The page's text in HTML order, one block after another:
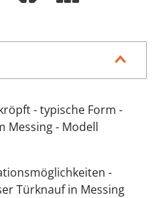
- typische Form -
Messing - Modell
-
Türknauf in Messing